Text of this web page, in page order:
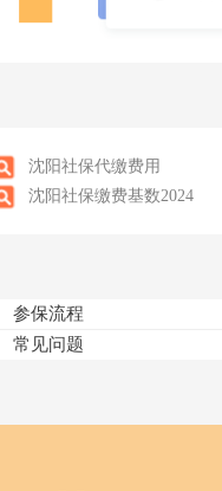
沈阳社保代缴费用
沈阳社保缴费基数2024